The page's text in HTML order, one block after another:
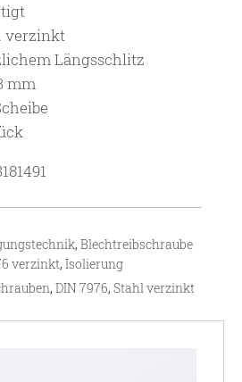
verzinkt
Längsschlitz
mm
,Blechtreibschraube
verzinkt,Isolierung
,DIN 7976,Stahl verzinkt